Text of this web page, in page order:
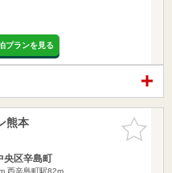
プランを見る
お気に入
りに追加
熊本
央区辛島町
西辛島町駅82m